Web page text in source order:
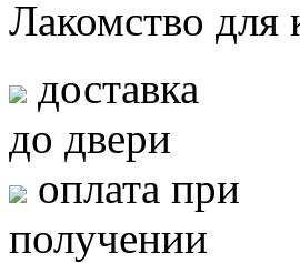
Лакомство
доставка
до двери
оплата при
получении